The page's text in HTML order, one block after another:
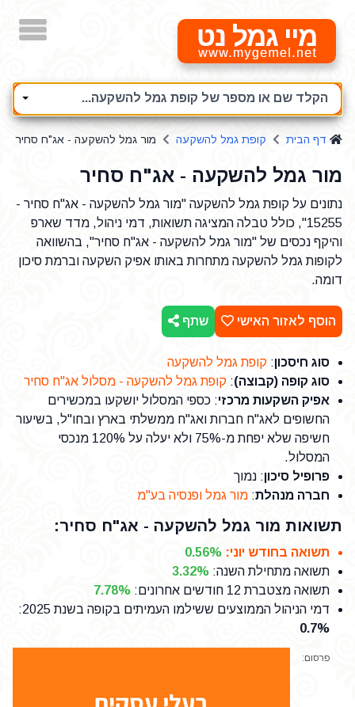
מיי גמל נט
הקלד שם או מספר של קופת גמל להשקעה...
דף הבית קופת גמל להשקעה מור גמל להשקעה - אג"ח סחיר
מור גמל להשקעה - אג"ח סחיר
נתונים על קופת גמל להשקעה "מור גמל להשקעה - אג"ח סחיר -
15255", כולל טבלה המציגה תשואות, דמי ניהול, מדד שארפ
והיקף נכסים של "מור גמל להשקעה - אג"ח סחיר", בהשוואה
לקופות גמל להשקעה מתחרות באותו אפיק השקעה וברמת סיכון
דומה.
הוסף לאזור האישי שתף
סוג חיסכון: קופת גמל להשקעה
סוג קופה (קבוצה): קופת גמל להשקעה - מסלול אג"ח סחיר
אפיק השקעות מרכזי: כספי המסלול יושקעו במכשירים
החשופים לאג"ח חברות ואג"ח ממשלתי בארץ ובחו"ל, בשיעור
חשיפה שלא יפחת מ-75% ולא יעלה על 120% מנכסי
המסלול.
פרופיל סיכון: נמוך
חברה מנהלת: מור גמל ופנסיה בע"מ
תשואות מור גמל להשקעה - אג"ח סחיר:
תשואה בחודש יוני:
0.56%
תשואה מתחילת השנה:
3.32%
תשואה מצטברת 12 חודשים אחרונים
:
7.78%
דמי הניהול הממוצעים ששילמו העמיתים בקופה בשנת 2025
:
0.7%
פרסום: